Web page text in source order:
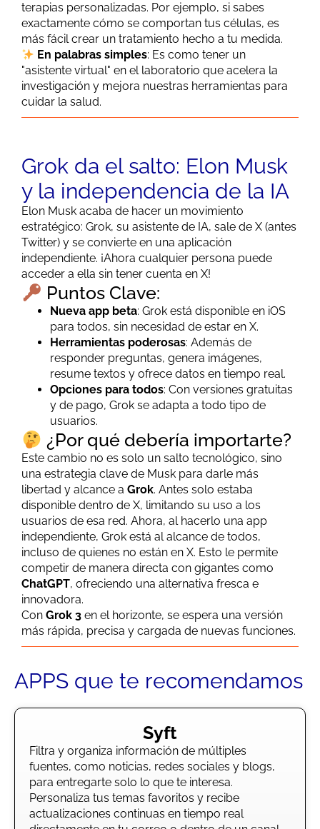
terapias personalizadas. Por ejemplo, si sabes
exactamente cómo se comportan tus células, es
más fácil crear un tratamiento hecho a tu medida.
En palabras simples: Es como tener un
"asistente virtual" en el laboratorio que acelera la
investigación y mejora nuestras herramientas para
cuidar la salud.
Grok da el salto: Elon Musk
y la independencia de la IA
Elon Musk acaba de hacer un movimiento
estratégico: Grok, su asistente de IA, sale de X (antes
Twitter) y se convierte en una aplicación
independiente. ¡Ahora cualquier persona puede
acceder a ella sin tener cuenta en X!
Puntos Clave:
Nueva app beta: Grok está disponible en iOS
para todos, sin necesidad de estar en X.
Herramientas poderosas: Además de
responder preguntas, genera imágenes,
resume textos y ofrece datos en tiempo real.
Opciones para todos: Con versiones gratuitas
y de pago, Grok se adapta a todo tipo de
usuarios.
¿Por qué debería importarte?
Este cambio no es solo un salto tecnológico, sino
una estrategia clave de Musk para darle más
libertad y alcance a Grok. Antes solo estaba
disponible dentro de X, limitando su uso a los
usuarios de esa red. Ahora, al hacerlo una app
independiente, Grok está al alcance de todos,
incluso de quienes no están en X. Esto le permite
competir de manera directa con gigantes como
ChatGPT, ofreciendo una alternativa fresca e
innovadora.
Con Grok 3 en el horizonte, se espera una versión
más rápida, precisa y cargada de nuevas funciones.
APPS que te recomendamos
Syft
Filtra y organiza información de múltiples
fuentes, como noticias, redes sociales y blogs,
para entregarte solo lo que te interesa.
Personaliza tus temas favoritos y recibe
actualizaciones continuas en tiempo real